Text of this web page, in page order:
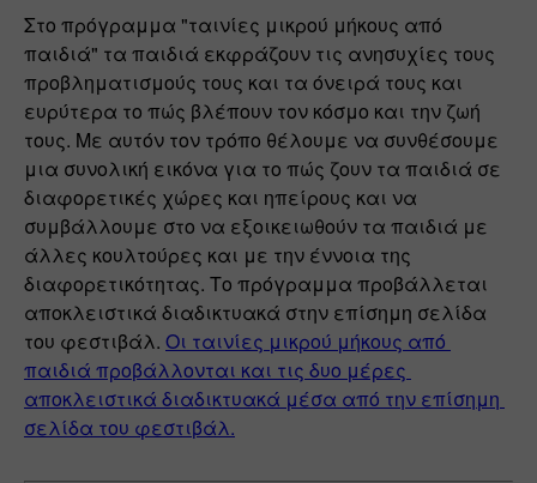
Στο πρόγραμμα "ταινίες μικρού μήκους από
παιδιά" τα παιδιά εκφράζουν τις ανησυχίες τους
προβληματισμούς τους και τα όνειρά τους και
ευρύτερα το πώς βλέπουν τον κόσμο και την ζωή
τους. Με αυτόν τον τρόπο θέλουμε να συνθέσουμε
μια συνολική εικόνα για το πώς ζουν τα παιδιά σε
διαφορετικές χώρες και ηπείρους και να
συμβάλλουμε στο να εξοικειωθούν τα παιδιά με
άλλες κουλτούρες και με την έννοια της
διαφορετικότητας. Το πρόγραμμα προβάλλεται
αποκλειστικά διαδικτυακά στην επίσημη σελίδα
του φεστιβάλ. Οι ταινίες μικρού μήκους από
παιδιά προβάλλονται και τις δυο μέρες
αποκλειστικά διαδικτυακά μέσα από την επίσημη
σελίδα του φεστιβάλ.